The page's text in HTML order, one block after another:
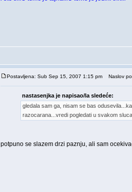
Postavljena: Sub Sep 15, 2007 1:15 pm Naslov
nastasenjka je napisao/la sledeće:
gledala sam ga, nisam se bas
razocarana...vredi pogledati u svakom
potpuno se slazem drzi paznju, ali sam